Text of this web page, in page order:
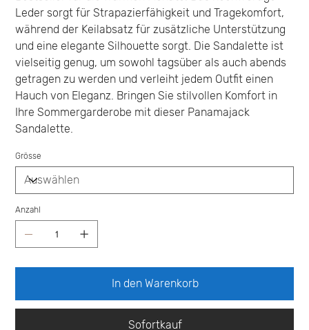
Leder sorgt für Strapazierfähigkeit und Tragekomfort,
während der Keilabsatz für zusätzliche Unterstützung
und eine elegante Silhouette sorgt. Die Sandalette ist
vielseitig genug, um sowohl tagsüber als auch abends
getragen zu werden und verleiht jedem Outfit einen
Hauch von Eleganz. Bringen Sie stilvollen Komfort in
Ihre Sommergarderobe mit dieser Panamajack
Sandalette.
Grösse
Anzahl
In den Warenkorb
Sofortkauf